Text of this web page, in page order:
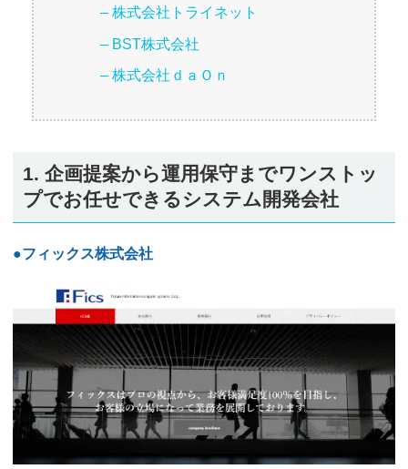
– 株式会社トライネット
– BST株式会社
– 株式会社ｄａＯｎ
1. 企画提案から運用保守までワンストッ
プでお任せできるシステム開発会社
●フィックス株式会社